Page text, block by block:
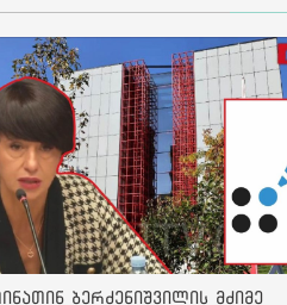
ბერძენიშვილის მძიმე